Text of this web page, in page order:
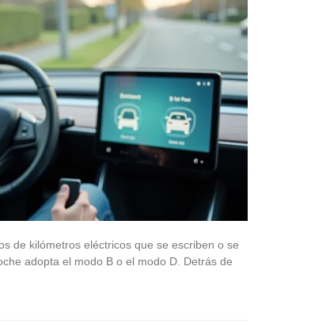
de kilómetros eléctricos que se escriben o se
adopta el modo B o el modo D. Detrás de